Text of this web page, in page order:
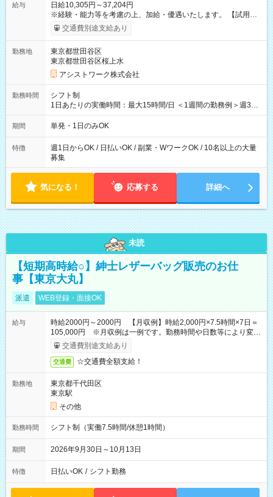
給与
日給10,305円～37,204円
※経験・能力等を考慮の上、加給・優遇いたします。 【試用期
間】試用期間なし
交通費別途支給あり
勤務地
東京都世田谷区
東京都世田谷区桜上水
アシストワーク株式会社
勤務時間
シフト制
1日あたりの実働時間：最大15時間/日 ＜1週間の勤務例＞週3回
勤務 勤務：月・水・金 休み：火・木・土・日 好きな時にお仕事
可能です！ ※1日あたりの最大実働時間は日勤、夜勤共に勤務し
期間 単発・1日のみOK
特徴
週1日からOK / 日払いOK / 副業・WワークOK / 10名以上の大量
募集
気になる！ 応募する 詳細へ
未読
【短期高時給○】紳士レザーバッグ販売のお仕
事【東京大丸】
派遣 WEB登録・面接OK
給与
時給2000円～2000円 【月収例】時給2,000円×7.5時間×7日＝
105,000円 ※月収例は一例です。勤務時間や日数等により変動
いたします。
交通費別途支給あり
交通費 ☆交通費全額支給！
勤務地
東京都千代田区
東京駅
その他
勤務時間 シフト制（実働7.5時間/休憩1時間）
期間 2026年9月30日～10月13日
特徴 日払いOK / シフト勤務